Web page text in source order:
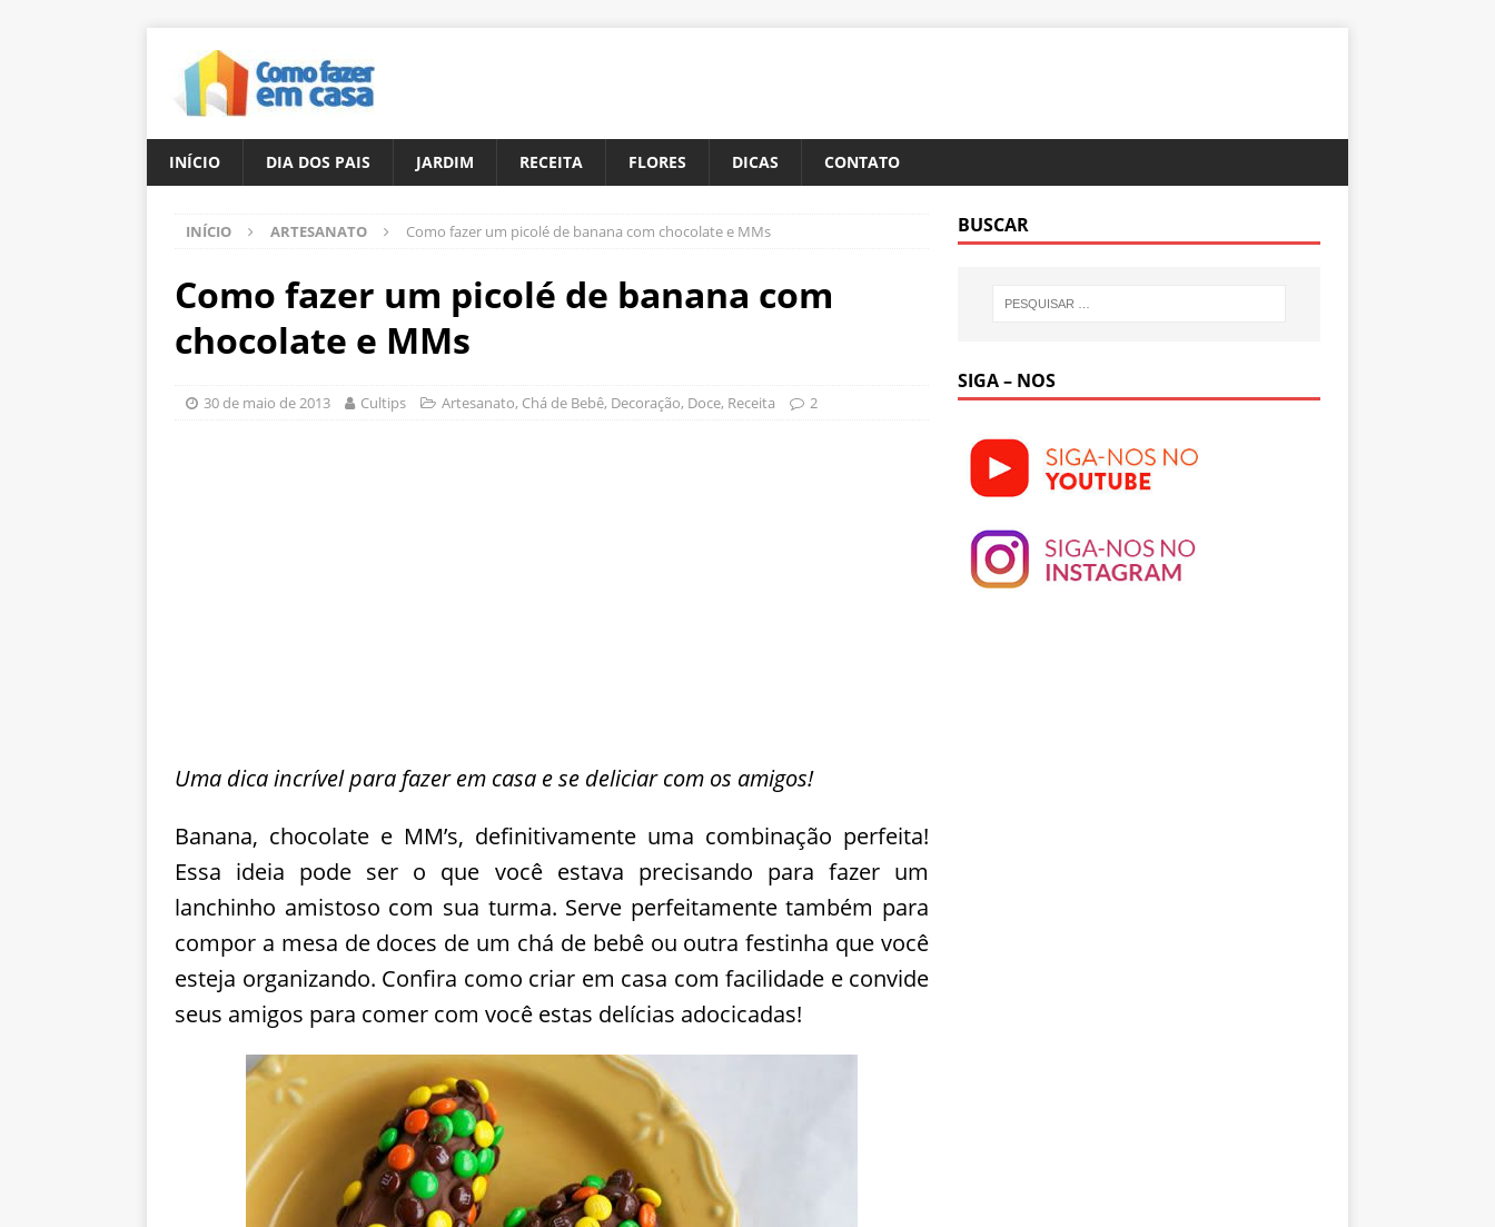
INÍCIO DIA DOS PAIS JARDIM RECEITA FLORES DICAS CONTATO
INÍCIO ARTESANATO Como fazer um picolé de banana com chocolate e MMs
Como fazer um picolé de banana com
chocolate e MMs
30 de maio de 2013 Cultips Artesanato, Chá de Bebê, Decoração, Doce, Receita 2
Uma dica incrível para fazer em casa e se deliciar com os amigos!
Banana, chocolate e MM’s, definitivamente uma combinação perfeita!
Essa ideia pode ser o que você estava precisando para fazer um
lanchinho amistoso com sua turma. Serve perfeitamente também para
compor a mesa de doces de um chá de bebê ou outra festinha que você
esteja organizando. Confira como criar em casa com facilidade e convide
seus amigos para comer com você estas delícias adocicadas!
BUSCAR
SIGA – NOS